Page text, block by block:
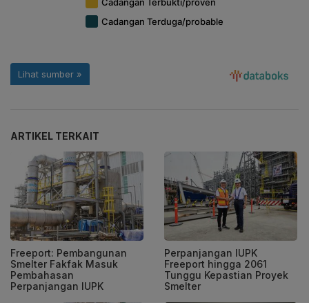
ARTIKEL TERKAIT
Freeport: Pembangunan
Smelter Fakfak Masuk
Pembahasan
Perpanjangan IUPK
Perpanjangan IUPK
Freeport hingga 2061
Tunggu Kepastian Proyek
Smelter